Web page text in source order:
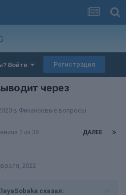
Войти Регистрация
через
в Финансовые вопросы
ДАЛЕЕ
2 из 39
2022
сказал: